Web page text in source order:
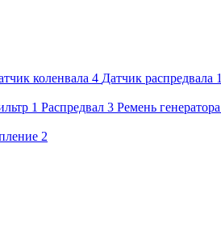
коленвала 4 Датчик распредвала 1
1 Распредвал 3 Ремень генератора
2